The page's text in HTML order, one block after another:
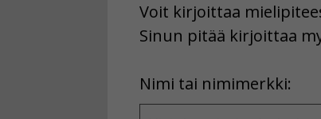
Voit kirjoittaa
Sinun pitää kirjoittaa
Nimi tai nimimerkki: